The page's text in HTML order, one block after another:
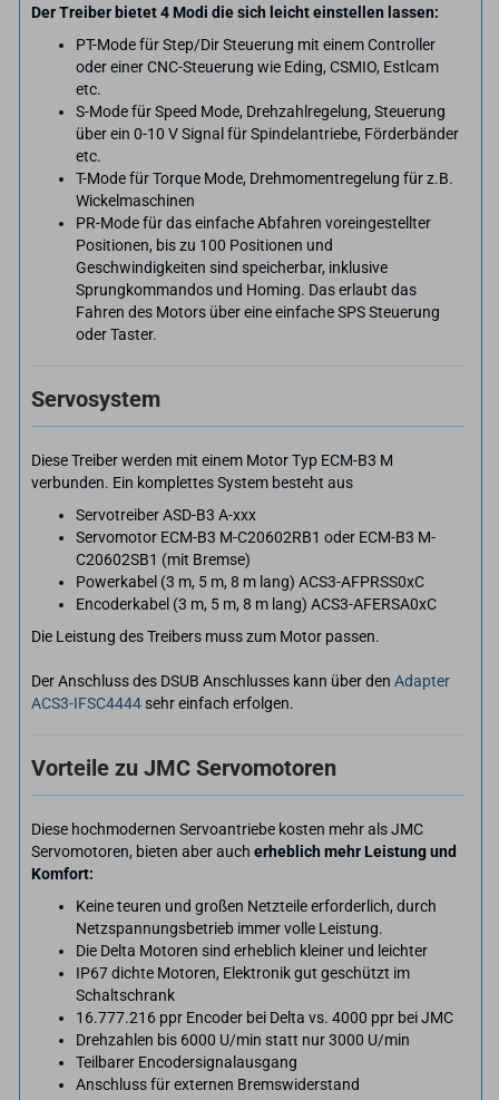
Der Treiber bietet 4 Modi die sich leicht einstellen lassen:
PT-Mode für Step/Dir Steuerung mit einem Controller
oder einer CNC-Steuerung wie Eding, CSMIO, Estlcam
etc.
S-Mode für Speed Mode, Drehzahlregelung, Steuerung
über ein 0-10 V Signal für Spindelantriebe, Förderbänder
etc.
T-Mode für Torque Mode, Drehmomentregelung für z.B.
Wickelmaschinen
PR-Mode für das einfache Abfahren voreingestellter
Positionen, bis zu 100 Positionen und
Geschwindigkeiten sind speicherbar, inklusive
Sprungkommandos und Homing. Das erlaubt das
Fahren des Motors über eine einfache SPS Steuerung
oder Taster.
Servosystem
Diese Treiber werden mit einem Motor Typ ECM-B3 M
verbunden. Ein komplettes System besteht aus
Servotreiber ASD-B3 A-xxx
Servomotor ECM-B3 M-C20602RB1 oder ECM-B3 M-
C20602SB1 (mit Bremse)
Powerkabel (3 m, 5 m, 8 m lang) ACS3-AFPRSS0xC
Encoderkabel (3 m, 5 m, 8 m lang) ACS3-AFERSA0xC
Die Leistung des Treibers muss zum Motor passen.
Der Anschluss des DSUB Anschlusses kann über den Adapter
ACS3-IFSC4444 sehr einfach erfolgen.
Vorteile zu JMC Servomotoren
Diese hochmodernen Servoantriebe kosten mehr als JMC
Servomotoren, bieten aber auch erheblich mehr Leistung und
Komfort:
Keine teuren und großen Netzteile erforderlich, durch
Netzspannungsbetrieb immer volle Leistung.
Die Delta Motoren sind erheblich kleiner und leichter
IP67 dichte Motoren, Elektronik gut geschützt im
Schaltschrank
16.777.216 ppr Encoder bei Delta vs. 4000 ppr bei JMC
Drehzahlen bis 6000 U/min statt nur 3000 U/min
Teilbarer Encodersignalausgang
Anschluss für externen Bremswiderstand